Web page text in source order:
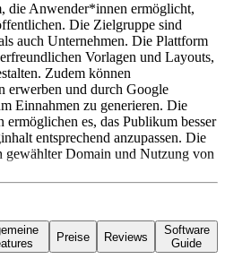
die Anwender*innen ermöglicht,
Die Zielgruppe sind
auch Unternehmen. Die Plattform
Vorlagen und Layouts,
Zudem können
erwerben und durch Google
Einnahmen zu generieren. Die
ermöglichen es, das Publikum besser
entsprechend anzupassen. Die
gewählter Domain und Nutzung von
Preise Reviews
Software
Guide